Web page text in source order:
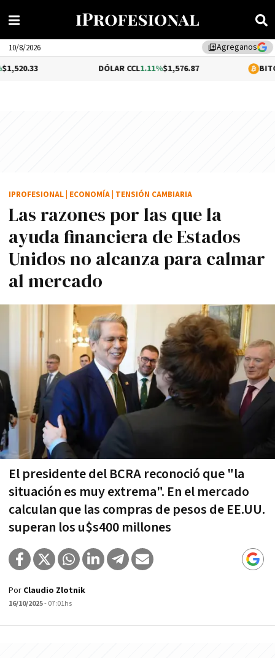
library_addAgreganos
10/8/2026
DÓLAR CCL1.11%$1,576.87 BITCOIN-
Las razones por las que la
ayuda financiera de Estados
Unidos no alcanza para calmar
al mercado
El presidente del BCRA reconoció que "la
situación es muy extrema". En el mercado
calculan que las compras de pesos de EE.UU.
superan los u$s400 millones
IPROFESIONAL ECONOMÍA TENSIÓN CAMBIARIA
Por Claudio Zlotnik
16/10/2025- 07:01hs